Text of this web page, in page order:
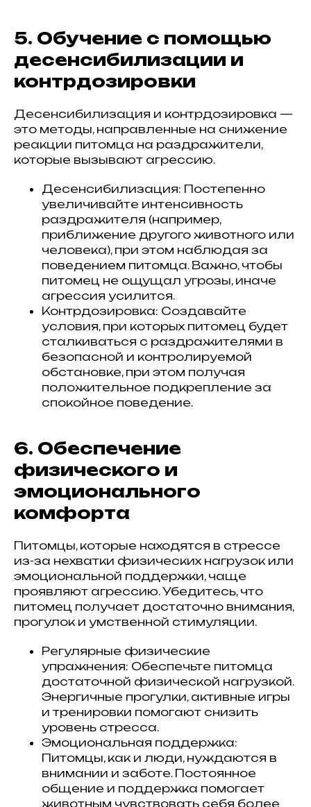
5. Обучение с помощью
десенсибилизации и
контрдозировки
Десенсибилизация и контрдозировка —
это методы, направленные на снижение
реакции питомца на раздражители,
которые вызывают агрессию.
Десенсибилизация: Постепенно
увеличивайте интенсивность
раздражителя (например,
приближение другого животного или
человека), при этом наблюдая за
поведением питомца. Важно, чтобы
питомец не ощущал угрозы, иначе
агрессия усилится.
Контрдозировка: Создавайте
условия, при которых питомец будет
сталкиваться с раздражителями в
безопасной и контролируемой
обстановке, при этом получая
положительное подкрепление за
спокойное поведение.
6. Обеспечение
физического и
эмоционального
комфорта
Питомцы, которые находятся в стрессе
из-за нехватки физических нагрузок или
эмоциональной поддержки, чаще
проявляют агрессию. Убедитесь, что
питомец получает достаточно внимания,
прогулок и умственной стимуляции.
Регулярные физические
упражнения: Обеспечьте питомца
достаточной физической нагрузкой.
Энергичные прогулки, активные игры
и тренировки помогают снизить
уровень стресса.
Эмоциональная поддержка:
Питомцы, как и люди, нуждаются в
внимании и заботе. Постоянное
общение и поддержка помогает
животным чувствовать себя более